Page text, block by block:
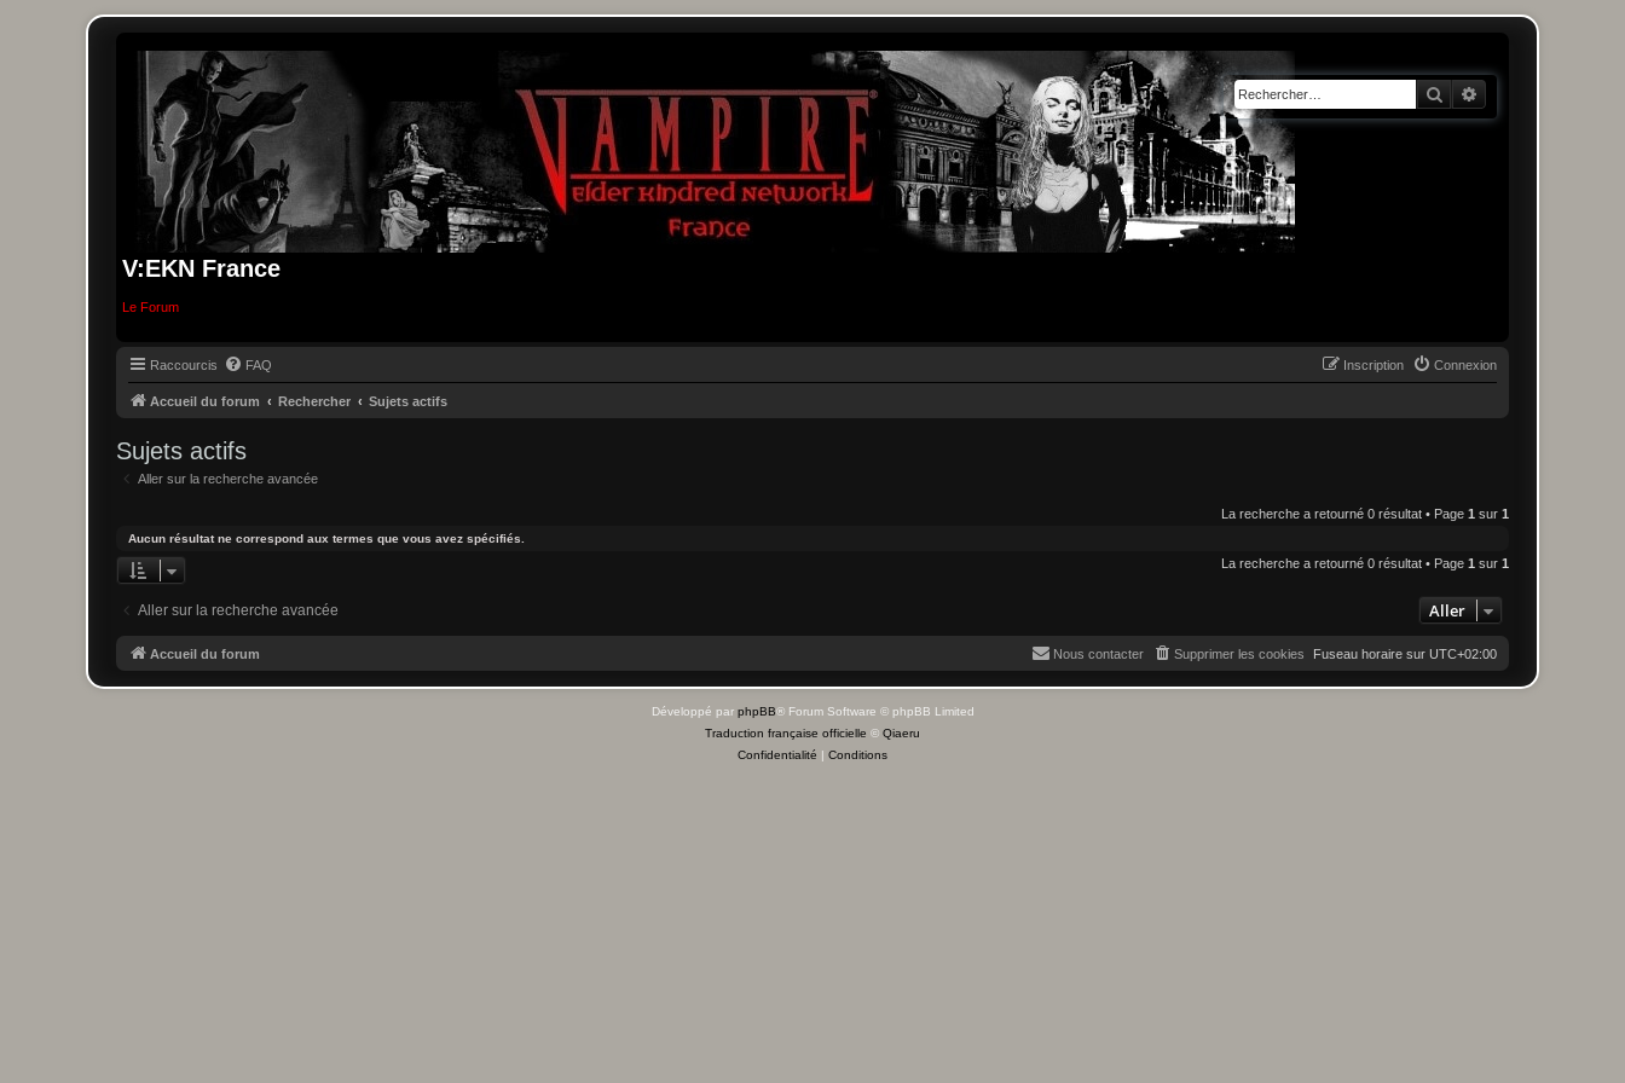
V:EKN France
Le Forum
Rechercher
Raccourcis FAQ Connexion
Inscription
Accueil du forum Rechercher Sujets actifs
Sujets actifs
Aller sur la recherche avancée
La recherche a retourné 0 résultat • Page 1 sur 1
Aucun résultat ne correspond aux termes que vous avez spécifiés.
La recherche a retourné 0 résultat • Page 1 sur 1
Aller sur la recherche avancée Aller
Accueil du forum Fuseau horaire sur UTC+02:00
Supprimer les cookies
Nous contacter
Développé par phpBB® Forum Software © phpBB Limited
Traduction française officielle © Qiaeru
Confidentialité
Conditions